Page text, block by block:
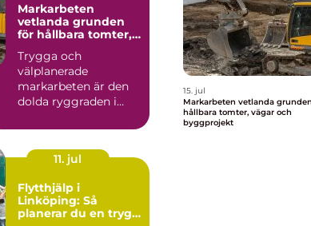
Markarbeten
vetlanda grunden
för hållbara tomter,
byggprojekt
Trygga och
välplanerade
markarbeten är den
dolda ryggraden i
När en tomt ska
beby...
11. jul
Flytthjälp i
Linköping: Så
planerar du en trygg
15. jul
Markarbeten vetlanda grunden för
hållbara tomter, vägar och
byggprojekt